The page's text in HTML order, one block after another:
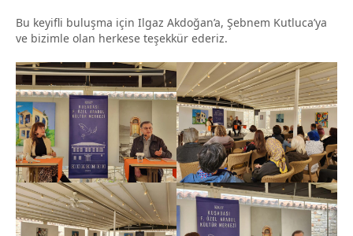
Bu keyifli buluşma için Ilgaz Akdoğan’a, Şebnem Kutluca’ya
ve bizimle olan herkese teşekkür ederiz.